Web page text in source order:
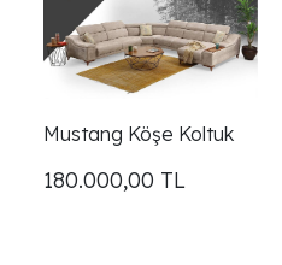
Mustang Köşe Koltuk
180.000,00 TL